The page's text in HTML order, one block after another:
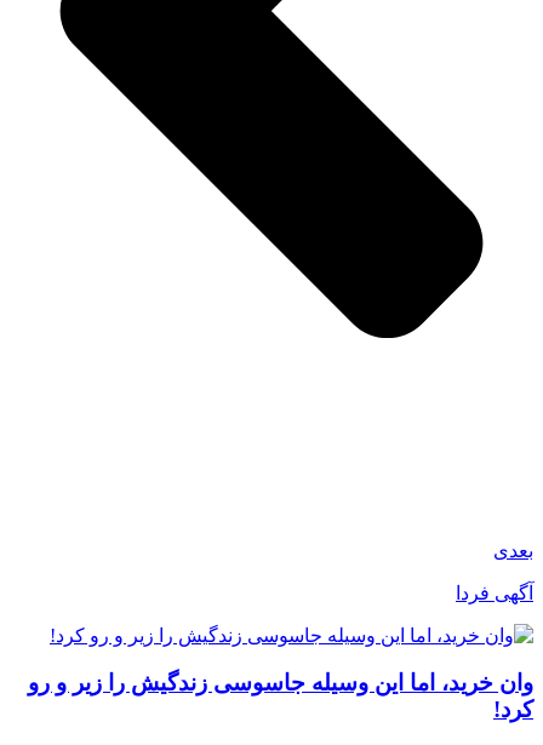
بعدی
آگهی فردا
وان خرید، اما این وسیله جاسوسی زندگیش را زیر و رو
کرد!